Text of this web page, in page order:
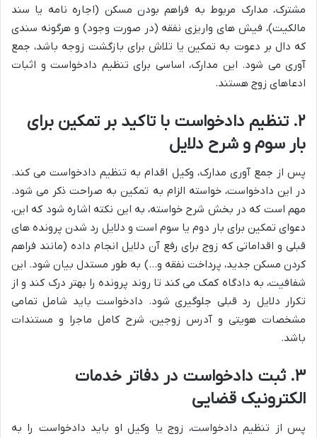
مشترک، مدارک مربوط به فراهم بودن مسکن (اجاره نامه یا سند
مالکیت)، فیش های واریزی نفقه (در صورت وجود) و هرگونه سندی
که دال بر دعوت به تمکین یا تلاش برای بازگشت زوجه باشد، جمع
آوری می شود. این مدارک، اساسی برای تنظیم دادخواست و اثبات
ادعاهای زوج هستند.
۲. تنظیم دادخواست با تاکید بر تمکین برای
بار سوم و شرح دلایل
پس از جمع آوری مدارک، وکیل اقدام به تنظیم دادخواست می کند.
در این دادخواست، خواسته الزام به تمکین به صراحت ذکر می شود.
مهم است که در بخش شرح خواسته، به این نکته اشاره شود که این،
دعوای تمکین برای بار دوم یا سوم است و دلایل رد شدن پرونده های
قبلی و اقداماتی که زوج برای رفع آن دلایل انجام داده (مانند فراهم
کردن مسکن جدید، پرداخت نفقه و…) به طور مستدل بیان شود. این
شفافیت، به دادگاه کمک می کند تا روند پرونده را بهتر درک کند و از
تکرار دلایل رد قبلی جلوگیری شود. دادخواست باید شامل تمامی
مشخصات هویتی و آدرس زوجین، شرح کامل ماجرا و مستندات
باشد.
۳. ثبت دادخواست در دفاتر خدمات
الکترونیک قضایی
پس از تنظیم دادخواست، زوج یا وکیل او باید دادخواست را به